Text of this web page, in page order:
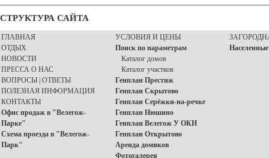
СТРУКТУРА САЙТА
ГЛАВНАЯ
ОТДЫХ
НОВОСТИ
ПРЕССА О НАС
ВОПРОСЫ | ОТВЕТЫ
ПОЛЕЗНАЯ ИНФОРМАЦИЯ
КОНТАКТЫ
Офис продаж в "Велегож-
Парке"
Схема проезда в "Велегож-
Парк"
УСЛОВИЯ И ЦЕНЫ
Поиск по параметрам
Каталог домов
Каталог участков
Генплан Престиж
Генплан Скрытово
Генплан Серёжки-на-речке
Генплан Нюшино
Генплан Велегож У ОКИ
Генплан Открытово
Аренда домиков
Фотогалерея